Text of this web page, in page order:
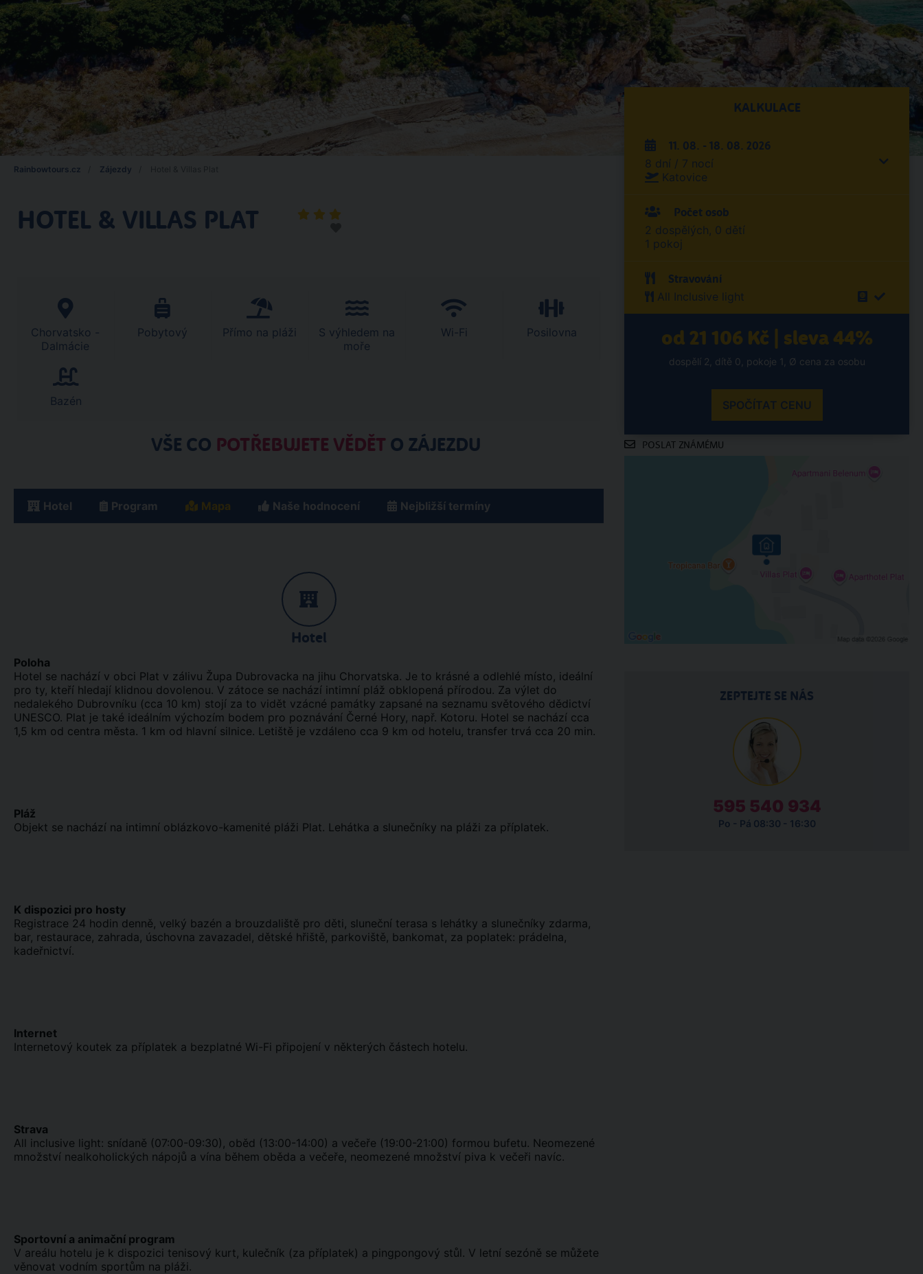
Rainbowtours.cz Zájezdy
HOTEL & VILLAS PLAT
Chorvatsko -
Dalmácie
Pobytový Přímo na pláži
S výhledem na
moře
Wi-Fi Posilovna
Bazén
VŠE CO POTŘEBUJETE VĚDĚT O ZÁJEZDU
Hotel Program Mapa Naše hodnocení Nejbližší termíny
Hotel
Poloha
Hotel se nachází v obci Plat v zálivu Župa Dubrovacka na jihu Chorvatska. Je to krásné a odlehlé místo, ideální
pro ty, kteří hledají klidnou dovolenou. V zátoce se nachází intimní pláž obklopená přírodou. Za výlet do
nedalekého Dubrovníku (cca 10 km) stojí za to vidět vzácné památky zapsané na seznamu světového dědictví
UNESCO. Plat je také ideálním výchozím bodem pro poznávání Černé Hory, např. Kotoru. Hotel se nachází cca
1,5 km od centra města. 1 km od hlavní silnice. Letiště je vzdáleno cca 9 km od hotelu, transfer trvá cca 20 min.
Pláž
Objekt se nachází na intimní oblázkovo-kamenité pláži Plat. Lehátka a slunečníky na pláži za příplatek.
K dispozici pro hosty
Registrace 24 hodin denně, velký bazén a brouzdaliště pro děti, sluneční terasa s lehátky a slunečníky zdarma,
bar, restaurace, zahrada, úschovna zavazadel, dětské hřiště, parkoviště, bankomat, za poplatek: prádelna,
kadeřnictví.
Internet
Internetový koutek za příplatek a bezplatné Wi-Fi připojení v některých částech hotelu.
Strava
All inclusive light: snídaně (07:00-09:30), oběd (13:00-14:00) a večeře (19:00-21:00) formou bufetu. Neomezené
množství nealkoholických nápojů a vína během oběda a večeře, neomezené množství piva k večeři navíc.
Sportovní a animační program
V areálu hotelu je k dispozici tenisový kurt, kulečník (za příplatek) a pingpongový stůl. V letní sezóně se můžete
věnovat vodním sportům na pláži.
KALKULACE
11. 08. - 18. 08. 2026
8 dní / 7 nocí
Katovice
Počet osob
2 dospělých, 0 dětí
1 pokoj
Stravování
All Inclusive light
od 21 106 Kč | sleva 44%
dospělí 2, dítě 0, pokoje 1, Ø cena za osobu
SPOČÍTAT CENU
POSLAT ZNÁMÉMU
ZEPTEJTE SE NÁS
595 540 934
Po - Pá 08:30 - 16:30